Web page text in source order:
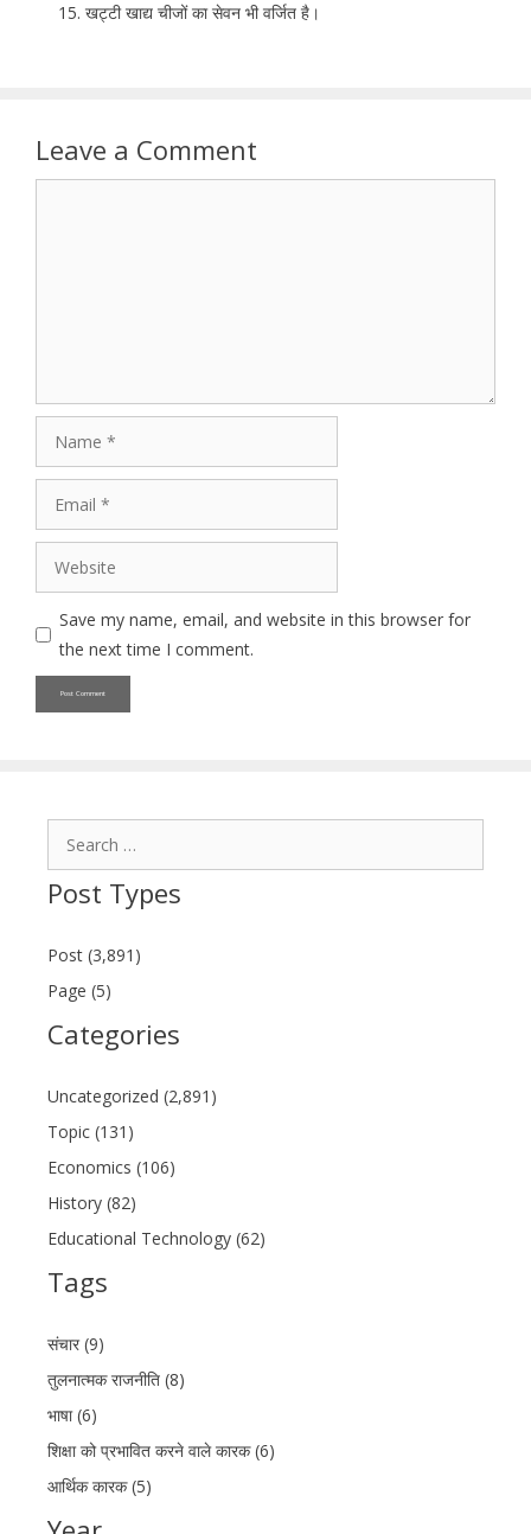
खट्टी खाद्य चीजों का सेवन भी वर्जित है।
Leave a Comment
Website
Save my name, email, and website in this browser for
the next time I comment.
Post Types
Post (3,891)
Page (5)
Categories
Uncategorized (2,891)
Topic (131)
Economics (106)
History (82)
Educational Technology (62)
Tags
संचार (9)
तुलनात्मक राजनीति (8)
भाषा (6)
शिक्षा को प्रभावित करने वाले कारक (6)
आर्थिक कारक (5)